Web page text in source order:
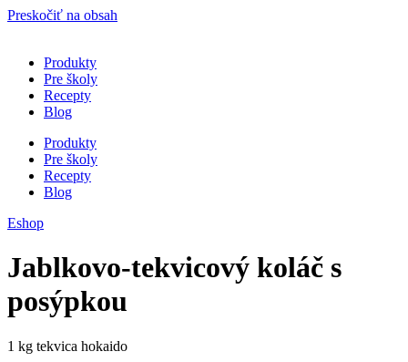
Preskočiť na obsah
Produkty
Pre školy
Recepty
Blog
Produkty
Pre školy
Recepty
Blog
Eshop
Jablkovo-tekvicový koláč s
posýpkou
1 kg tekvica hokaido